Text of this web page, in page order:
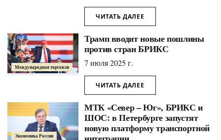
ЧИТАТЬ ДАЛЕЕ
Международная торговля
Трамп вводит новые пошлины
против стран БРИКС
7 июля 2025 г.
ЧИТАТЬ ДАЛЕЕ
Экономика России
МТК «Север – Юг», БРИКС и
ШОС: в Петербурге запустят
новую платформу транспортной